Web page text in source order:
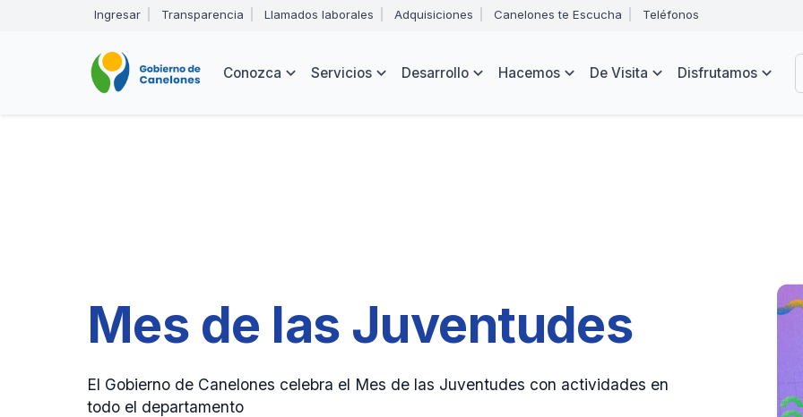
de
Abrir
menú
navegación
Ingresar Transparencia Llamados laborales Adquisiciones Canelones te Escucha Teléfonos
Navegación
Conozca Servicios Desarrollo Hacemos De Visita Disfrutamos
Mes de las Juventudes
El Gobierno de Canelones celebra el Mes de las Juventudes con actividades en
todo el departamento